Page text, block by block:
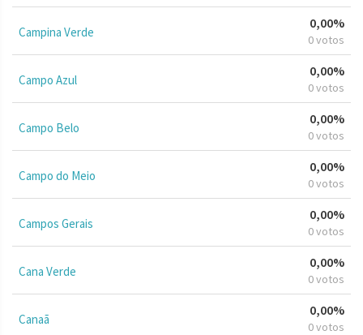
Campina Verde
0,00%
0 votos
Campo Azul
0,00%
0 votos
Campo Belo
0,00%
0 votos
Campo do Meio
0,00%
0 votos
Campos Gerais
0,00%
0 votos
Cana Verde
0,00%
0 votos
Canaã
0,00%
0 votos